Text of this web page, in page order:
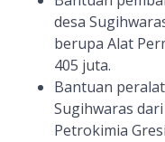
desa
berupa Alat
405 juta.
Bantuan
Sugihwaras
Petrokimia